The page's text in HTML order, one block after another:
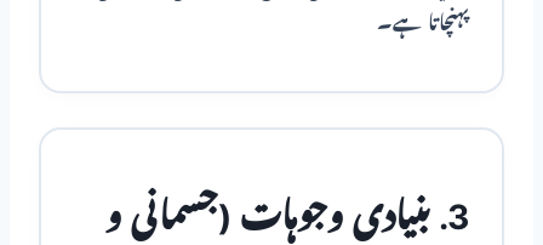
پہنچاتا ہے۔
3. بنیادی وجوہات (جسمانی و